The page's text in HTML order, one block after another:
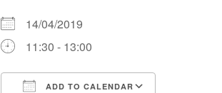
14/04/2019
11:30 - 13:00
ADD TO CALENDAR